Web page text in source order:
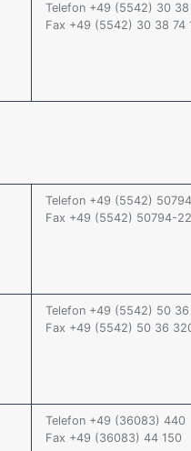
Telefon +49 (5542) 30
Fax +49 (5542) 30 38 74
Telefon +49 (5542)
Fax +49 (5542) 50794-
Telefon +49 (5542) 50
Fax +49 (5542) 50 36
Telefon +49 (36083) 440
Fax +49 (36083) 44 150